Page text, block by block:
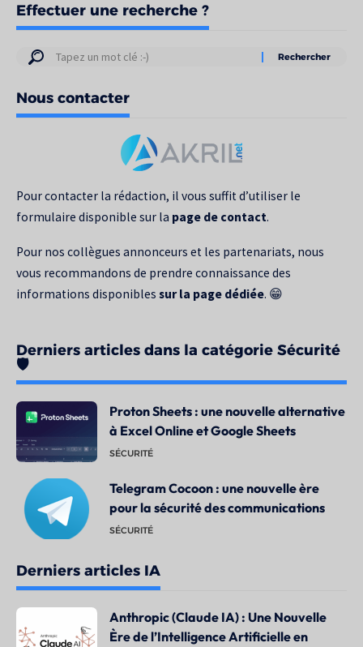
Effectuer une recherche ?
Résultats
votre
recherche
Nous contacter
Pour contacter la rédaction, il vous suffit d’utiliser le
formulaire disponible sur la page de contact.
Pour nos collègues annonceurs et les partenariats, nous
vous recommandons de prendre connaissance des
informations disponibles sur la page dédiée. 😁
Derniers articles dans la catégorie Sécurité
🛡️
Proton Sheets : une nouvelle alternative
à Excel Online et Google Sheets
SÉCURITÉ
Telegram Cocoon : une nouvelle ère
pour la sécurité des communications
SÉCURITÉ
Derniers articles IA
Anthropic (Claude IA) : Une Nouvelle
Ère de l’Intelligence Artificielle en